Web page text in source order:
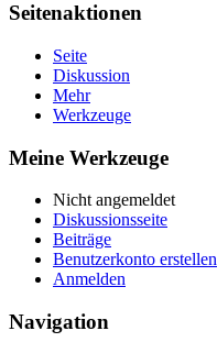
Seitenaktionen
Seite
Diskussion
Mehr
Werkzeuge
Meine Werkzeuge
Nicht angemeldet
Diskussionsseite
Beiträge
Benutzerkonto erstellen
Anmelden
Navigation